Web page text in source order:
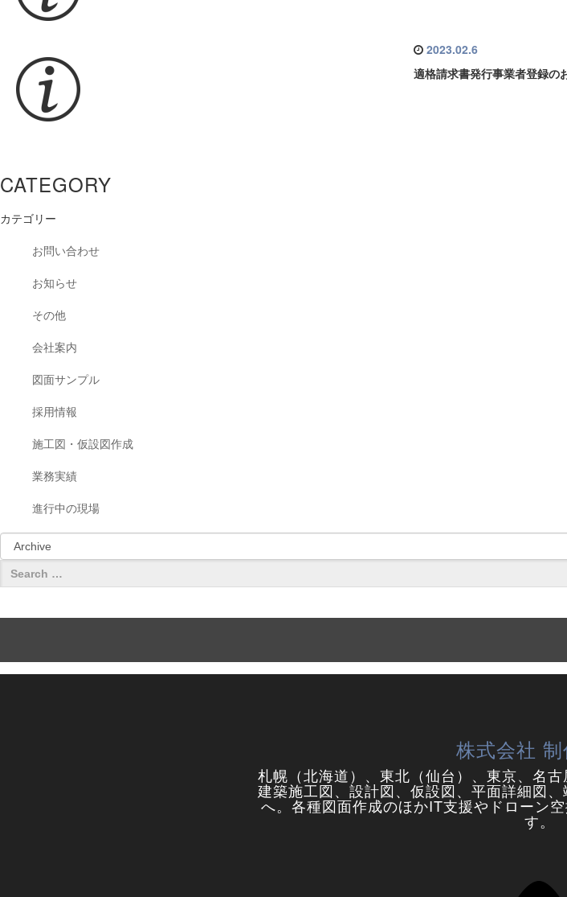
2023.02.6
適格請求書発行事業者登録の
CATEGORY
カテゴリー
お問い合わせ
お知らせ
その他
会社案内
図面サンプル
採用情報
施工図・仮設図作成
業務実績
進行中の現場
株式会社
札幌（北海道）、東北（仙台）、東京、名
建築施工図、設計図、仮設図、平面詳細図
へ。各種図面作成のほかIT支援やドローン
す。